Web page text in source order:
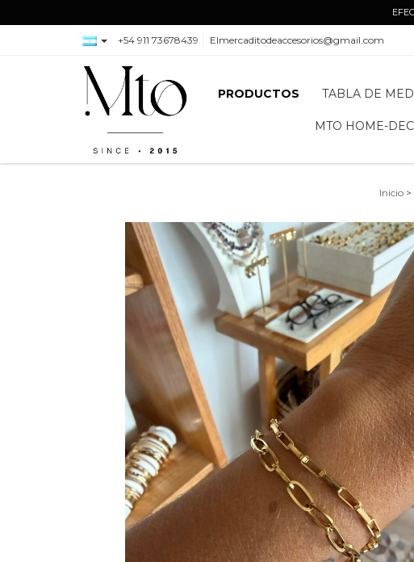
+54 911 73678439 Elmercaditodeaccesorios@gmail.com
PRODUCTOS TABLA DE
MTO HOME-
Inicio >